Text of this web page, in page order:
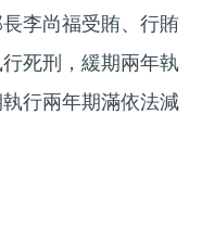
李尚福受賄、行賄
死刑，緩期兩年執
行兩年期滿依法減